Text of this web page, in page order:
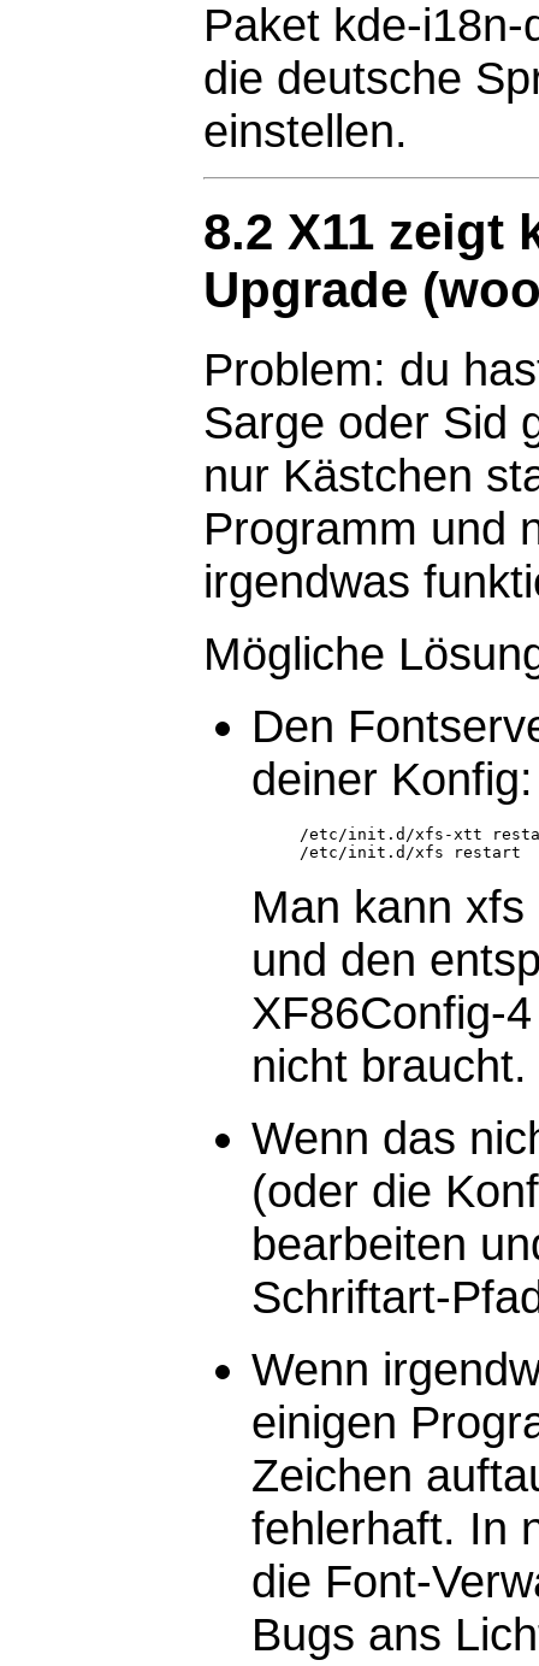
Paket kde-
die deutsche
einstellen.
8.2 X11 zeigt
Upgrade
Problem: du
Sarge oder Sid
nur Kästchen
Programm und
irgendwas
Mögliche
Den
deiner Konfig:
/etc/init.d/xfs-xtt
Man kann
und den
XF86Config-
nicht braucht.
Wenn das
(oder die
bearbeiten
Schriftart-
Wenn
einigen
Zeichen
fehlerhaft. In
die Font-
Bugs ans